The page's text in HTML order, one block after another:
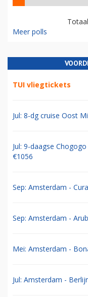
Meer polls
TUI vliegtickets
Jul: 8-dg cruise Oost
Jul: 9-daagse
€1056
Sep: Amsterdam -
Sep: Amsterdam -
Mei: Amsterdam -
Jul: Amsterdam -